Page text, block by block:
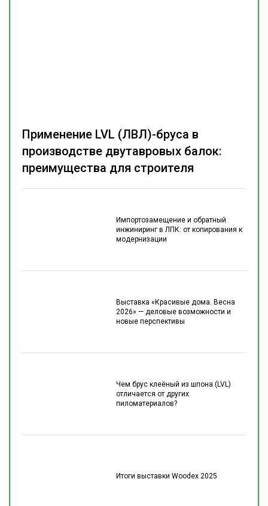
Импортозамещение и обратный
инжиниринг в ЛПК: от копирования к
модернизации
Выставка «Красивые дома. Весна
2026» — деловые возможности и
новые перспективы
Чем брус клеёный из шпона (LVL)
отличается от других
пиломатериалов?
Итоги выставки Woodex 2025
Применение LVL (ЛВЛ)-бруса в
производстве двутавровых балок:
преимущества для строителя